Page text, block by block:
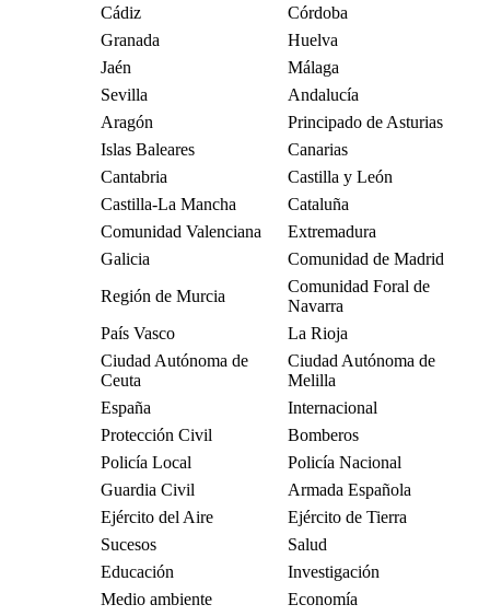
Cádiz
Córdoba
Granada
Huelva
Jaén
Málaga
Sevilla
Andalucía
Aragón
Principado de Asturias
Islas Baleares
Canarias
Cantabria
Castilla y León
Castilla-La Mancha
Cataluña
Comunidad Valenciana
Extremadura
Galicia
Comunidad de Madrid
Región de Murcia
Comunidad Foral de
Navarra
País Vasco
La Rioja
Ciudad Autónoma de
Ceuta
Ciudad Autónoma de
Melilla
España
Internacional
Protección Civil
Bomberos
Policía Local
Policía Nacional
Guardia Civil
Armada Española
Ejército del Aire
Ejército de Tierra
Sucesos
Salud
Educación
Investigación
Medio ambiente
Economía